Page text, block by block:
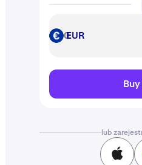
EUR EUR
lub